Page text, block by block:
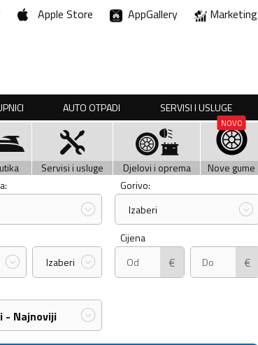
Apple Store AppGallery Marketing
AUTO OTPADI SERVISI I USLUGE
Servisi i usluge Djelovi i oprema
Nove gume
Gorivo:
Izaberi
Izaberi
Cijena
€ €
- Najnoviji